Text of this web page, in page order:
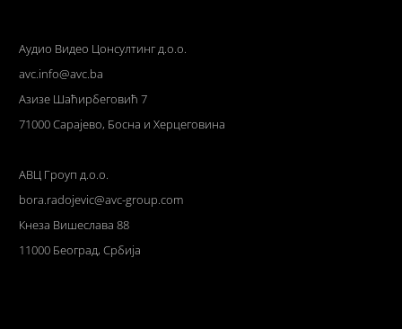
Аудио Видео Цонсултинг д.о.о.
avc.info@avc.ba
Азизе Шаћирбеговић 7
71000 Сарајево, Босна и Херцеговина
АВЦ Гроуп д.о.о.
bora.radojevic@avc-group.com
Кнеза Вишеслава 88
11000 Београд, Србија